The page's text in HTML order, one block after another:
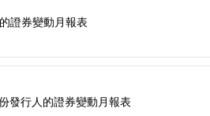
證券變動月報表
發行人的證券變動月報表